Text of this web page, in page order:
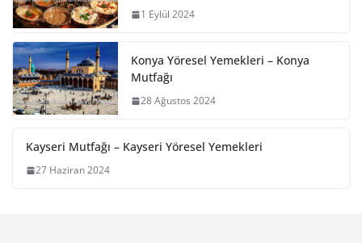
1 Eylül 2024
Konya Yöresel Yemekleri – Konya
Mutfağı
28 Ağustos 2024
Kayseri Mutfağı – Kayseri Yöresel Yemekleri
27 Haziran 2024